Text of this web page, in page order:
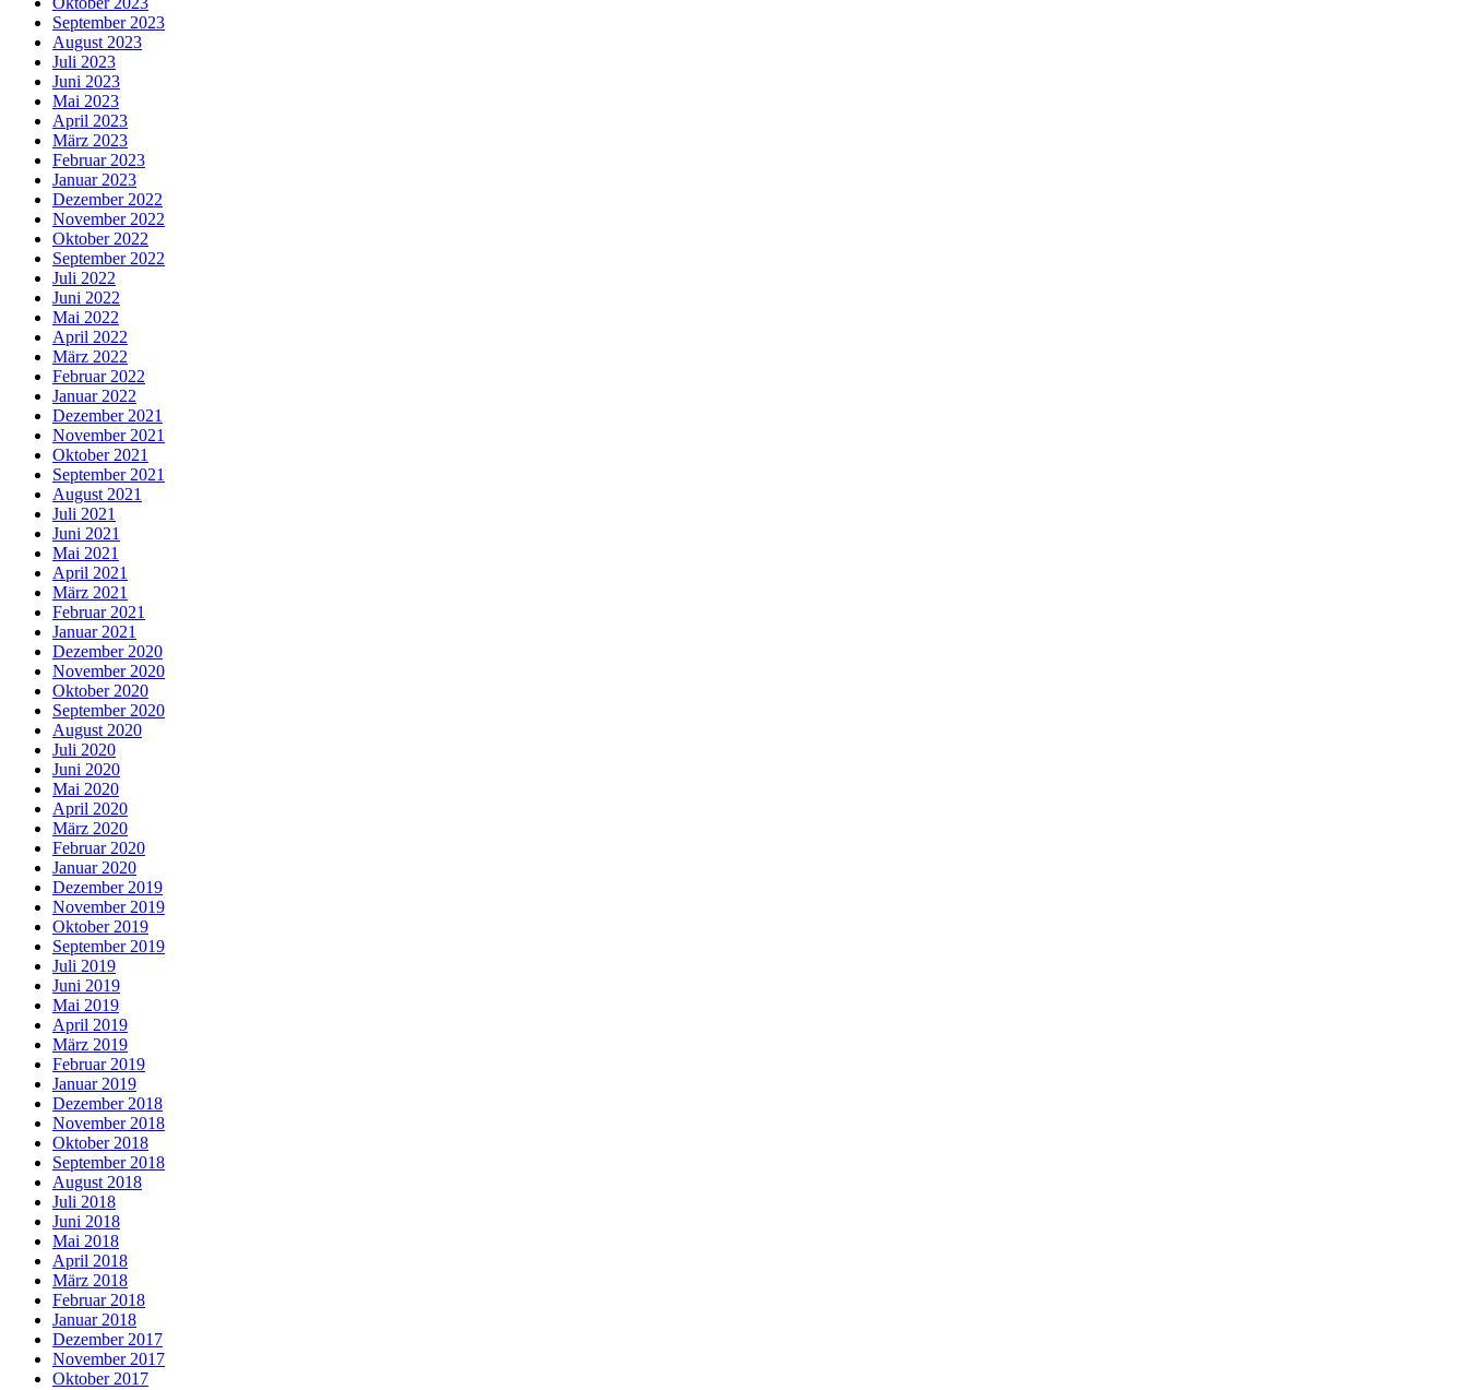
September 2023
August 2023
Juli 2023
Juni 2023
Mai 2023
April 2023
März 2023
Februar 2023
Januar 2023
Dezember 2022
November 2022
Oktober 2022
September 2022
Juli 2022
Juni 2022
Mai 2022
April 2022
März 2022
Februar 2022
Januar 2022
Dezember 2021
November 2021
Oktober 2021
September 2021
August 2021
Juli 2021
Juni 2021
Mai 2021
April 2021
März 2021
Februar 2021
Januar 2021
Dezember 2020
November 2020
Oktober 2020
September 2020
August 2020
Juli 2020
Juni 2020
Mai 2020
April 2020
März 2020
Februar 2020
Januar 2020
Dezember 2019
November 2019
Oktober 2019
September 2019
Juli 2019
Juni 2019
Mai 2019
April 2019
März 2019
Februar 2019
Januar 2019
Dezember 2018
November 2018
Oktober 2018
September 2018
August 2018
Juli 2018
Juni 2018
Mai 2018
April 2018
März 2018
Februar 2018
Januar 2018
Dezember 2017
November 2017
Oktober 2017